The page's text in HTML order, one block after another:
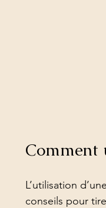
Comment
L’utilisation
conseils pour